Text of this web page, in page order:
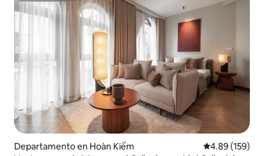
Departamento en Hoàn Kiếm Calificación
4.89 (159)